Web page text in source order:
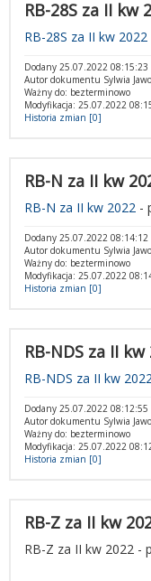
RB-28S za II kw
RB-28S za II kw 2022
Dodany 25.07.2022 08:15:23
Autor dokumentu Sylwia
Ważny do: bezterminowo
Modyfikacja: 25.07.2022
Historia zmian [0]
RB-N za II kw
RB-N za II kw 2022 -
Dodany 25.07.2022 08:14:12
Autor dokumentu Sylwia
Ważny do: bezterminowo
Modyfikacja: 25.07.2022
Historia zmian [0]
RB-NDS za II kw
RB-NDS za II kw
Dodany 25.07.2022 08:12:55
Autor dokumentu Sylwia
Ważny do: bezterminowo
Modyfikacja: 25.07.2022
Historia zmian [0]
RB-Z za II kw
RB-Z za II kw 2022 -